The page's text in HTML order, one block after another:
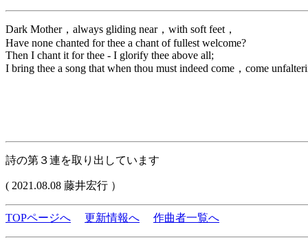
Dark Mother，always gliding near，with soft feet，
Have none chanted for thee a chant of fullest welcome?
Then I chant it for thee - I glorify thee above all;
I bring thee a song that when thou must indeed come，come
詩の第３連を取り出しています
( 2021.08.08 藤井宏行 ）
TOPページへ 更新情報へ 作曲者一覧へ